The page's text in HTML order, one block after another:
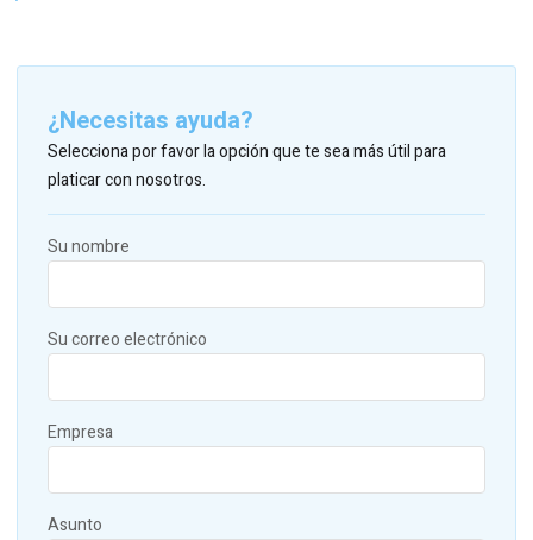
¿Necesitas ayuda?
Selecciona por favor la opción que te sea más útil para
platicar con nosotros.
Su nombre
Su correo electrónico
Empresa
Asunto